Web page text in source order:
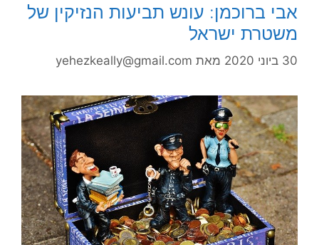
אבי ברוכמן: עונש תביעות הנזיקין של
משטרת ישראל
30 ביוני 2020 מאת yehezkeally@gmail.com